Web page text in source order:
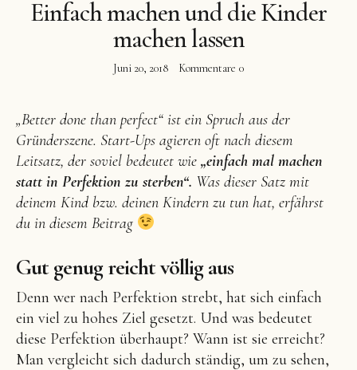
FacebookInstagramPinterest
Einfach machen und die Kinder
machen lassen
Juni 20, 2018 Kommentare 0
„Better done than perfect“ ist ein Spruch aus der
Gründerszene. Start-Ups agieren oft nach diesem
Leitsatz, der soviel bedeutet wie „einfach mal machen
statt in Perfektion zu sterben“. Was dieser Satz mit
deinem Kind bzw. deinen Kindern zu tun hat, erfährst
du in diesem Beitrag
Gut genug reicht völlig aus
Denn wer nach Perfektion strebt, hat sich einfach
ein viel zu hohes Ziel gesetzt. Und was bedeutet
diese Perfektion überhaupt? Wann ist sie erreicht?
Man vergleicht sich dadurch ständig, um zu sehen,